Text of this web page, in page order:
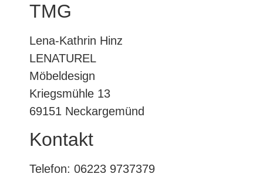
TMG
Lena-Kathrin Hinz
LENATUREL
Möbeldesign
Kriegsmühle 13
69151 Neckargemünd
Kontakt
Telefon: 06223 9737379